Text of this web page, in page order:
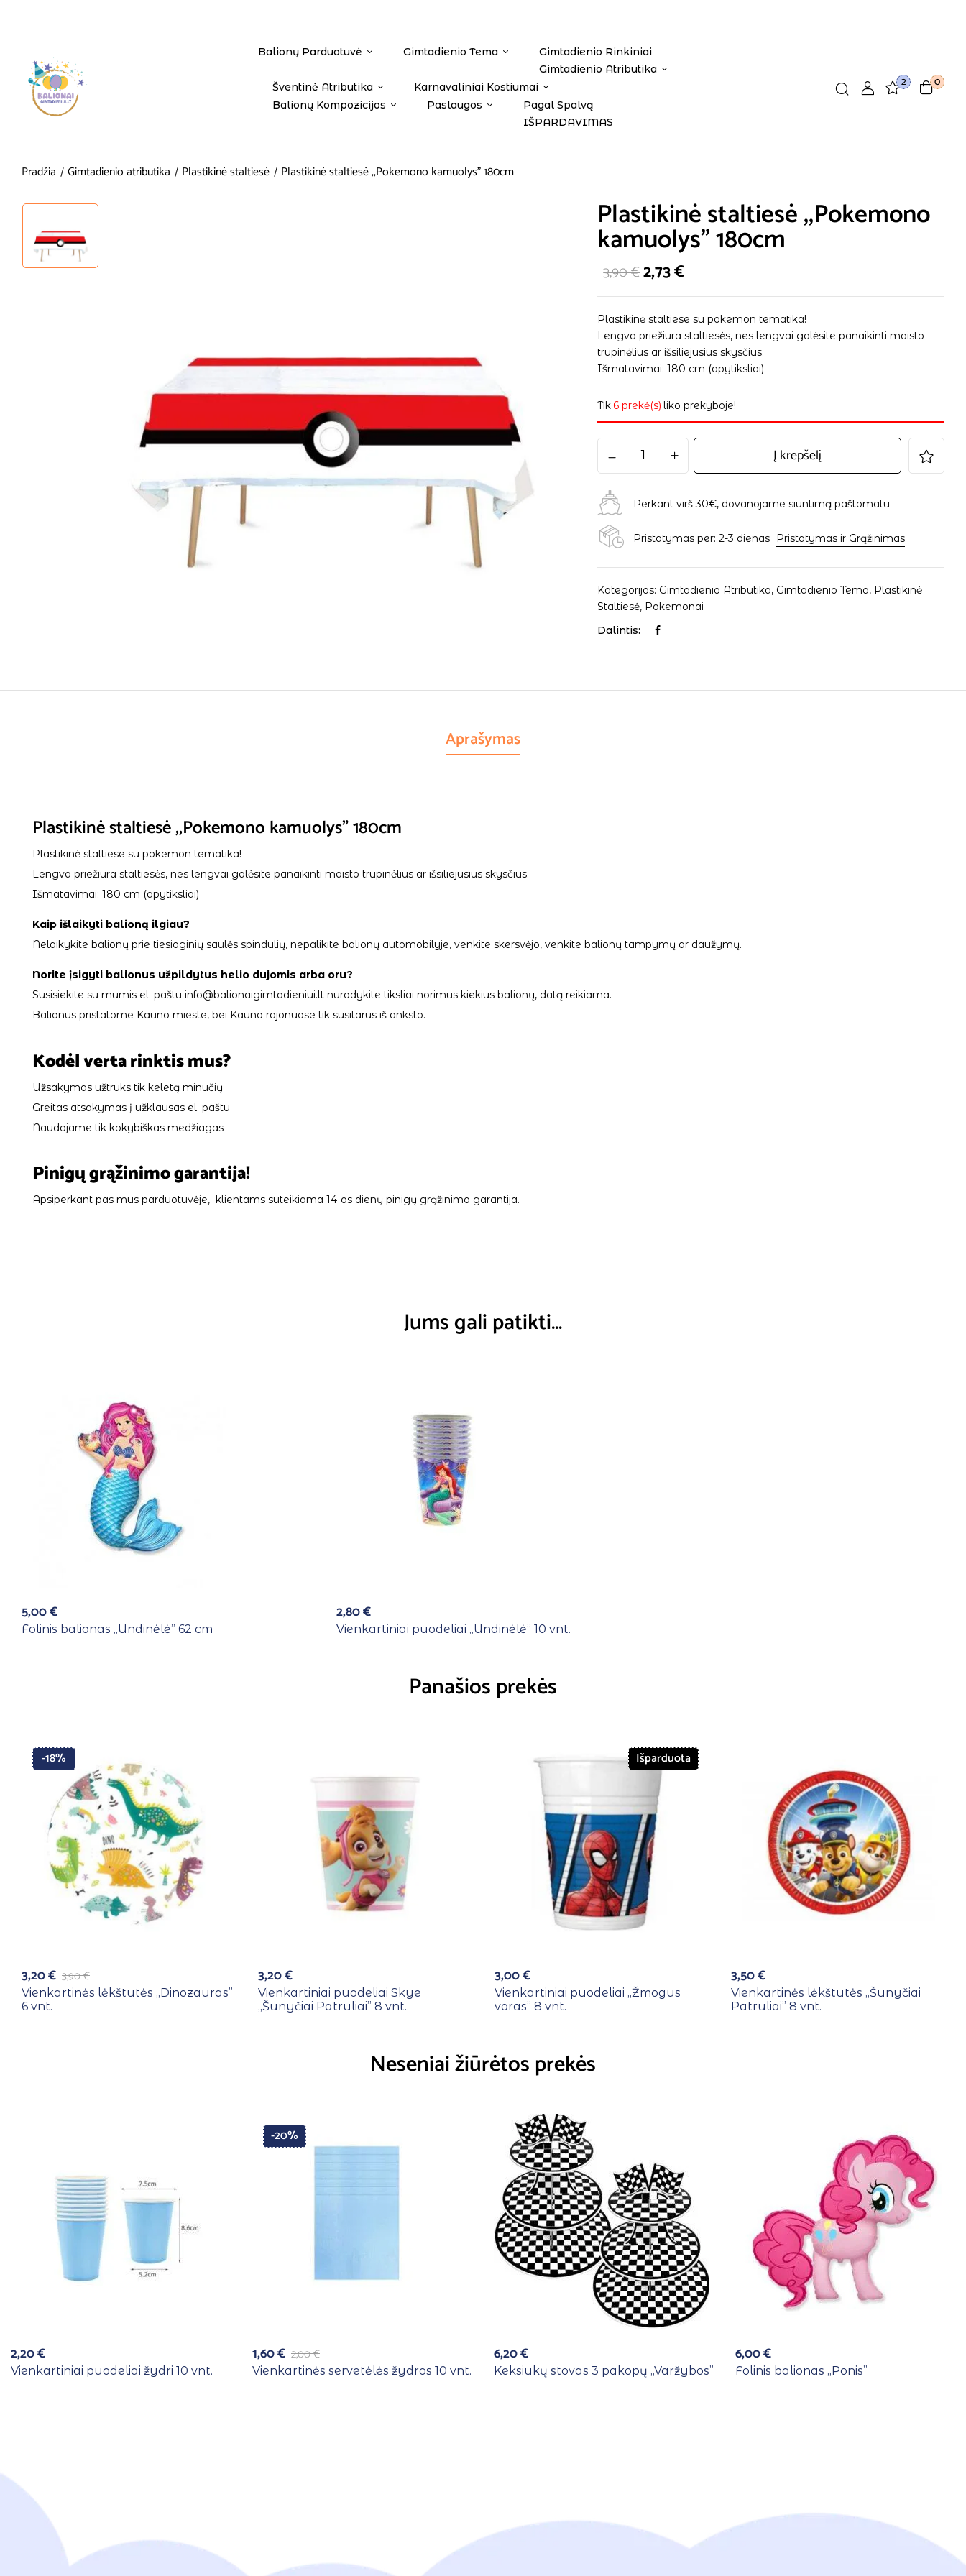
Balionų Parduotuvė Gimtadienio Tema
Gimtadienio Rinkiniai
Gimtadienio Atributika
Šventinė Atributika
Karnavaliniai Kostiumai
Balionų Kompozicijos
Paslaugos
Pagal Spalvą
IŠPARDAVIMAS
2 0
Pradžia Gimtadienio atributika Plastikinė staltiesė Plastikinė staltiesė ,,Pokemono kamuolys” 180cm
Plastikinė staltiesė ,,Pokemono
kamuolys” 180cm
3,90€2,73€
Plastikinė staltiese su pokemon tematika!
Lengva priežiura staltiesės, nes lengvai galėsite panaikinti maisto
trupinėlius ar išsiliejusius skysčius.
Išmatavimai: 180 cm (apytiksliai)
Tik 6 prekė(s) liko prekyboje!
Į krepšelį
Perkant virš 30€, dovanojame siuntimą paštomatu
Pristatymas per: 2-3 dienas Pristatymas ir Grąžinimas
Kategorijos: Gimtadienio Atributika, Gimtadienio Tema, Plastikinė
Staltiesė, Pokemonai
Dalintis:
Aprašymas
Plastikinė staltiesė ,,Pokemono kamuolys” 180cm
Plastikinė staltiese su pokemon tematika!
Lengva priežiura staltiesės, nes lengvai galėsite panaikinti maisto trupinėlius ar išsiliejusius skysčius.
Išmatavimai: 180 cm (apytiksliai)
Kaip išlaikyti balioną ilgiau?
Nelaikykite balionų prie tiesioginių saulės spindulių, nepalikite balionų automobilyje, venkite skersvėjo, venkite balionų tampymų ar daužymų.
Norite įsigyti balionus užpildytus helio dujomis arba oru?
Susisiekite su mumis el. paštu info@balionaigimtadieniui.lt nurodykite tiksliai norimus kiekius balionų, datą reikiama.
Balionus pristatome Kauno mieste, bei Kauno rajonuose tik susitarus iš anksto.
Kodėl verta rinktis mus?
Užsakymas užtruks tik keletą minučių
Greitas atsakymas į užklausas el. paštu
Naudojame tik kokybiškas medžiagas
Pinigų grąžinimo garantija!
Apsiperkant pas mus parduotuvėje, klientams suteikiama 14-os dienų pinigų grąžinimo garantija.
Jums gali patikti…
5,00€
Folinis balionas ,,Undinėlė” 62 cm
2,80€
Vienkartiniai puodeliai ,,Undinėlė” 10 vnt.
Panašios prekės
-18%
3,90€
3,20€
Vienkartinės lėkštutės ,,Dinozauras”
6 vnt.
3,20€
Vienkartiniai puodeliai Skye
,,Šunyčiai Patruliai” 8 vnt.
Išparduota
3,00€
Vienkartiniai puodeliai ,,Žmogus
voras” 8 vnt.
3,50€
Vienkartinės lėkštutės ,,Šunyčiai
Patruliai” 8 vnt.
Neseniai žiūrėtos prekės
2,20€
Vienkartiniai puodeliai žydri 10 vnt.
-20%
2,00€
1,60€
Vienkartinės servetėlės žydros 10 vnt.
6,20€
Keksiukų stovas 3 pakopų ,,Varžybos”
6,00€
Folinis balionas ,,Ponis”